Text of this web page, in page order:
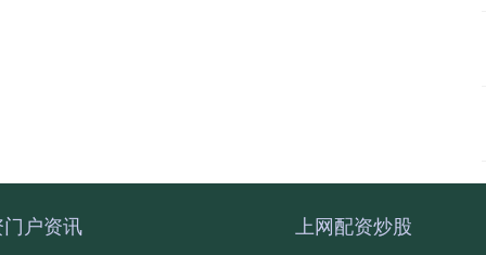
户资讯 上网配资炒股